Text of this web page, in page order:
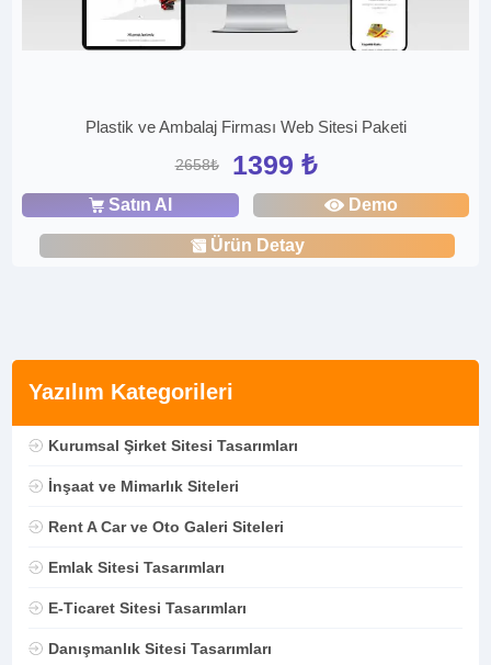
Yazılım Kategorileri
Kurumsal Şirket Sitesi Tasarımları
İnşaat ve Mimarlık Siteleri
Rent A Car ve Oto Galeri Siteleri
Emlak Sitesi Tasarımları
E-Ticaret Sitesi Tasarımları
Danışmanlık Sitesi Tasarımları
Plastik ve Ambalaj Firması Web Sitesi Paketi
2658₺ 1399 ₺
Satın Al Demo
Ürün Detay